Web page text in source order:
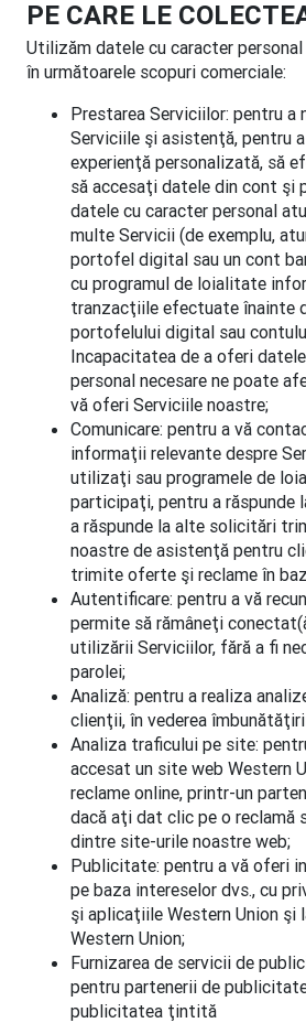
PE CARE LE
Utilizăm datele cu caracter
în următoarele scopuri comerciale:
Prestarea Serviciilor: pentru a
Serviciile şi asistenţă, pentru
experienţă personalizată, să
să accesaţi datele din cont şi
datele cu caracter personal
multe Servicii (de exemplu,
portofel digital sau un cont
cu programul de loialitate
tranzacţiile efectuate înainte
portofelului digital sau
Incapacitatea de a oferi
personal necesare ne poate
vă oferi Serviciile noastre;
Comunicare: pentru a vă
informaţii relevante despre
utilizaţi sau programele de
participaţi, pentru a răspunde
a răspunde la alte solicitări
noastre de asistenţă pentru
trimite oferte şi reclame în
Autentificare: pentru a vă
permite să rămâneţi
utilizării Serviciilor, fără a fi
parolei;
Analiză: pentru a realiza
clienţii, în vederea
Analiza traficului pe site:
accesat un site web Western
reclame online, printr-un
dacă aţi dat clic pe o reclamă
dintre site-urile noastre web;
Publicitate: pentru a vă oferi
pe baza intereselor dvs., cu
şi aplicaţiile Western Union şi
Western Union;
Furnizarea de servicii de
pentru partenerii de
publicitatea ţintită